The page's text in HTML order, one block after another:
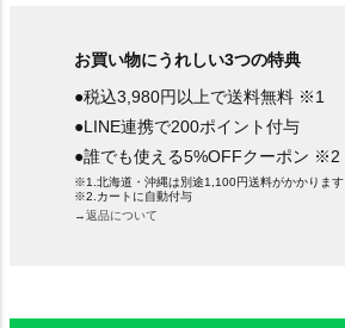
お買い物にうれしい3つの特典
●税込3,980円以上で送料無料 ※1
●LINE連携で200ポイント付与
●誰でも使える5%OFFクーポン ※2
※1.北海道・沖縄は別途1,100円送料がかかります
※2.カートに自動付与
→返品について